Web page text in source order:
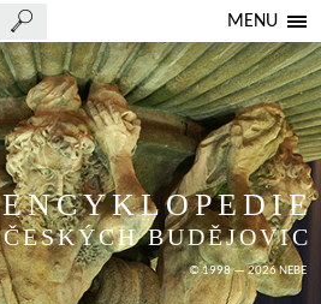
MENU
ENCYKLOPEDIE
ČESKÝCH BUDĚJOVIC
© 1998 — 2026 NEBE